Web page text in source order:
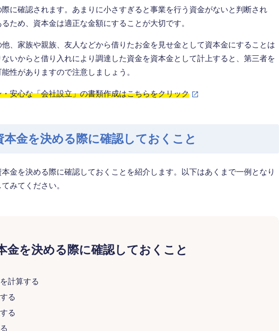
に確認されます。あまりに小さすぎると事業を行う資金がないと判断され
ため、資本金は適正な金額にすることが大切です。
、家族や親族、友人などから借りたお金を見せ金として資本金にすることは
いからと借り入れにより調達した資金を資本金として計上すると、第三者を
性がありますので注意しましょう。
安心な「会社設立」の書類作成はこちらをクリック
本金を決める際に確認しておくこと
金を決める際に確認しておくことを紹介します。以下はあくまで一例となり
みてください。
金を決める際に確認しておくこと
計算する
る
る